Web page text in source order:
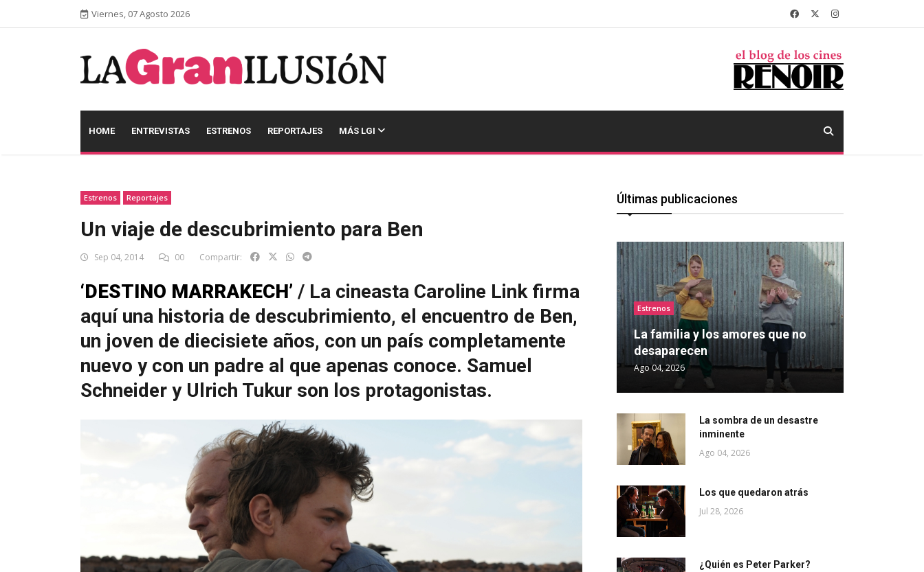
Viernes, 07 Agosto 2026
HOME ENTREVISTAS ESTRENOS REPORTAJES MÁS LGI
Estrenos Reportajes
Un viaje de descubrimiento para Ben
Sep 04, 2014 00 Compartir:
‘DESTINO MARRAKECH’ / La cineasta Caroline Link firma
aquí una historia de descubrimiento, el encuentro de Ben,
un joven de diecisiete años, con un país completamente
nuevo y con un padre al que apenas conoce. Samuel
Schneider y Ulrich Tukur son los protagonistas.
Últimas publicaciones
Estrenos
La familia y los amores que no
desaparecen
Ago 04, 2026
La sombra de un desastre
inminente
Ago 04, 2026
Los que quedaron atrás
Jul 28, 2026
¿Quién es Peter Parker?